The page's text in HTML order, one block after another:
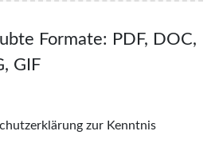
Formate: PDF, DOC,
GIF
zur Kenntnis